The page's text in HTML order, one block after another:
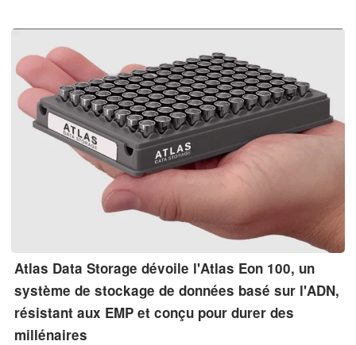
Atlas Data Storage dévoile l'Atlas Eon 100, un
système de stockage de données basé sur l'ADN,
résistant aux EMP et conçu pour durer des
millénaires